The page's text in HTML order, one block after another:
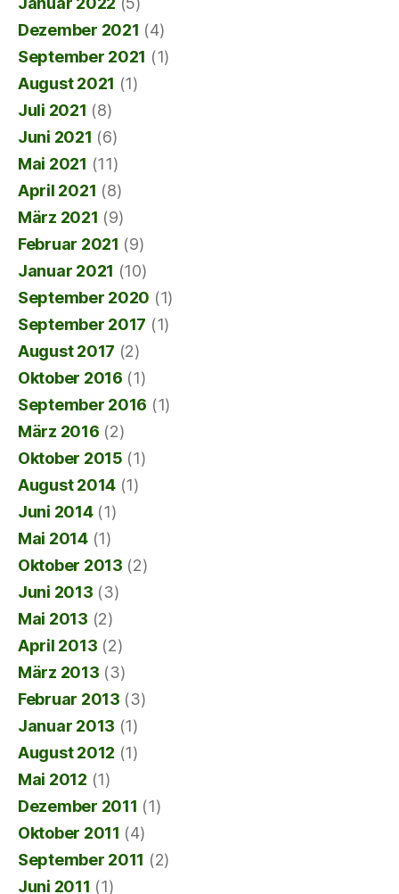
Dezember 2021 (4)
September 2021 (1)
August 2021 (1)
Juli 2021 (8)
Juni 2021 (6)
Mai 2021 (11)
April 2021 (8)
März 2021 (9)
Februar 2021 (9)
Januar 2021 (10)
September 2020 (1)
September 2017 (1)
August 2017 (2)
Oktober 2016 (1)
September 2016 (1)
März 2016 (2)
Oktober 2015 (1)
August 2014 (1)
Juni 2014(1)
Mai 2014(1)
Oktober 2013 (2)
Juni 2013 (3)
Mai 2013 (2)
April 2013 (2)
März 2013 (3)
Februar 2013 (3)
Januar 2013 (1)
August 2012 (1)
Mai 2012 (1)
Dezember 2011 (1)
Oktober 2011 (4)
September 2011 (2)
Juni 2011 (1)